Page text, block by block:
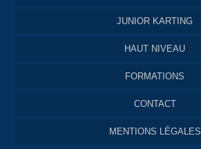
JUNIOR KARTING
HAUT NIVEAU
FORMATIONS
CONTACT
MENTIONS LÉGALES